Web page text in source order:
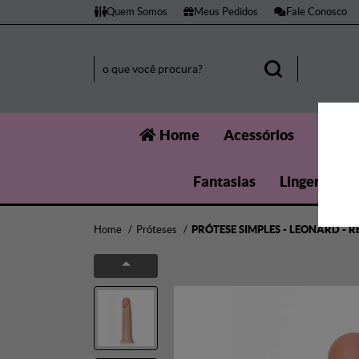
Quem Somos Meus Pedidos Fale Conosco
Home Acessórios
Fantasias Lingerie
Home Próteses PRÓTESE SIMPLES - LEONARD -